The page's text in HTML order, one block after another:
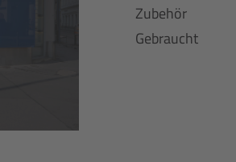
Zubehör
Gebraucht